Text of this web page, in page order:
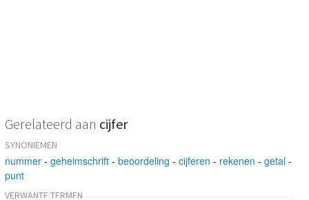
Gerelateerd aan cijfer
SYNONIEMEN
nummer - geheimschrift - beoordeling - cijferen - rekenen - getal -
punt
VERWANTE TERMEN